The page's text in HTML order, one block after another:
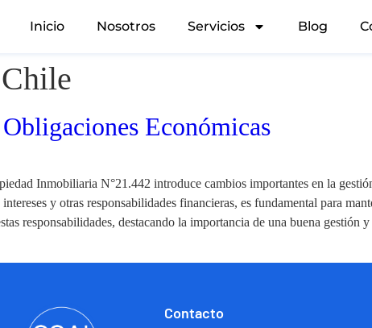
Inicio Nosotros Servicios Blog
Chile
Económicas
Inmobiliaria N°21.442 introduce cambios importantes en la
intereses y otras responsabilidades financieras, es fundamental para
responsabilidades, destacando la importancia de una buena
Contacto